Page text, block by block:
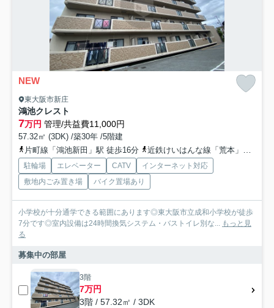
NEW
東大阪市新庄
鴻池クレスト
7万円 管理/共益費11,000円
57.32㎡ (3DK) /築30年 /5階建
片町線「鴻池新田」駅 徒歩16分
近鉄けいはんな線「荒本」駅 徒歩26分
駐輪場 エレベーター CATV
インターネット対応
敷地内ごみ置き場
バイク置場あり
小学校が十分通学できる範囲にあります◎東大阪市立成和小学校が徒歩
7分です◎室内設備は24時間換気システム・バストイレ別な... もっと見
る
募集中の部屋
3階
7万円
3階 / 57.32㎡ / 3DK